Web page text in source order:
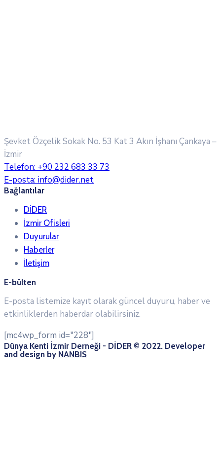
Şevket Özçelik Sokak No. 53 Kat 3 Akın İşhanı Çankaya –
İzmir
Telefon: +90 232 683 33 73
E-posta: info@dider.net
Bağlantılar
DİDER
İzmir Ofisleri
Duyurular
Haberler
İletişim
E-bülten
E-posta listemize kayıt olarak güncel duyuru, haber ve
etkinliklerden haberdar olabilirsiniz.
[mc4wp_form id="228"]
Dünya Kenti İzmir Derneği - DİDER © 2022. Developer
and design by NANBIS